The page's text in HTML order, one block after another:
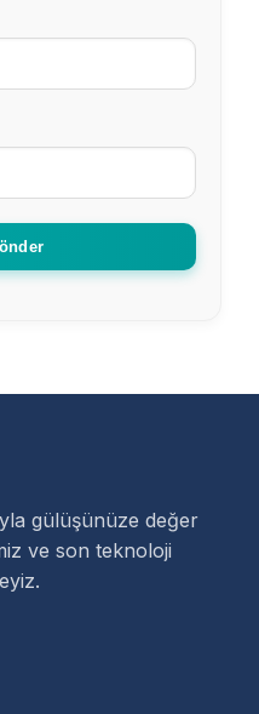
gülüşünüze değer
ve son teknoloji